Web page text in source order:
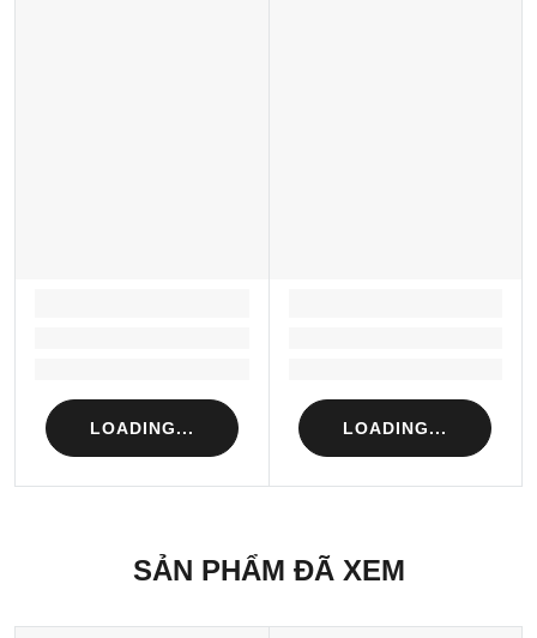
LOADING... LOADING...
SẢN PHẨM ĐÃ XEM